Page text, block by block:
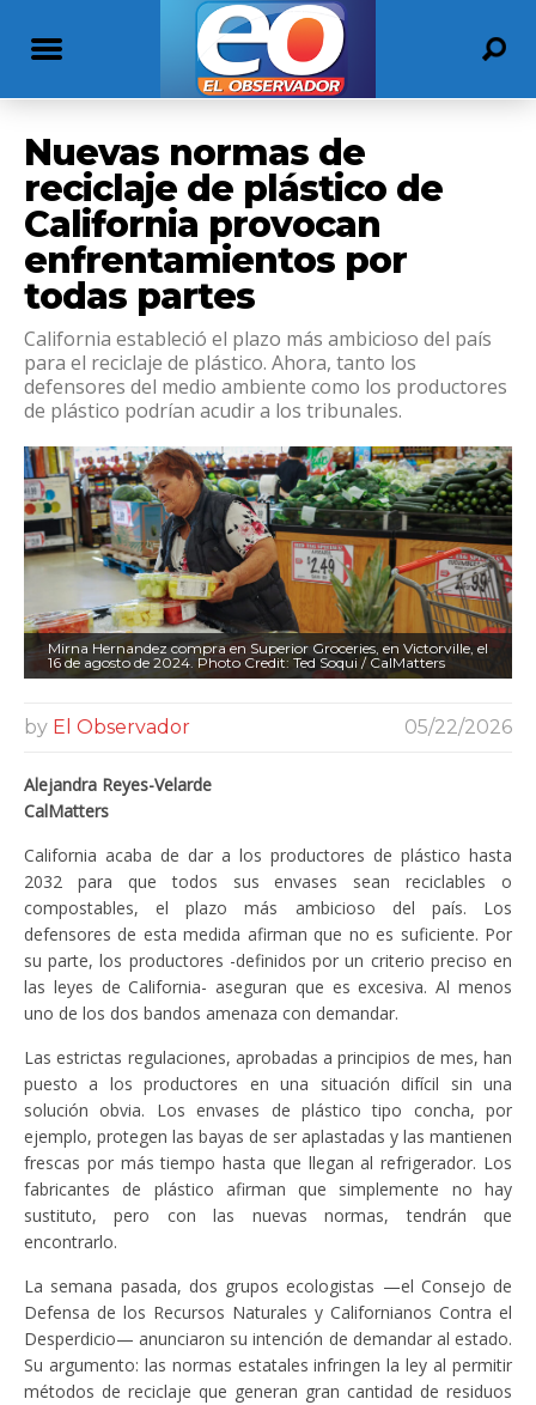
Nuevas normas de
reciclaje de plástico de
California provocan
enfrentamientos por
todas partes
California estableció el plazo más ambicioso del país
para el reciclaje de plástico. Ahora, tanto los
defensores del medio ambiente como los productores
de plástico podrían acudir a los tribunales.
Mirna Hernandez compra en Superior Groceries, en Victorville, el
16 de agosto de 2024. Photo Credit: Ted Soqui / CalMatters
by El Observador 05/22/2026
Alejandra Reyes-Velarde
CalMatters
California acaba de dar a los productores de plástico hasta
2032 para que todos sus envases sean reciclables o
compostables, el plazo más ambicioso del país. Los
defensores de esta medida afirman que no es suficiente. Por
su parte, los productores -definidos por un criterio preciso en
las leyes de California- aseguran que es excesiva. Al menos
uno de los dos bandos amenaza con demandar.
Las estrictas regulaciones, aprobadas a principios de mes, han
puesto a los productores en una situación difícil sin una
solución obvia. Los envases de plástico tipo concha, por
ejemplo, protegen las bayas de ser aplastadas y las mantienen
frescas por más tiempo hasta que llegan al refrigerador. Los
fabricantes de plástico afirman que simplemente no hay
sustituto, pero con las nuevas normas, tendrán que
encontrarlo.
La semana pasada, dos grupos ecologistas —el Consejo de
Defensa de los Recursos Naturales y Californianos Contra el
Desperdicio— anunciaron su intención de demandar al estado.
Su argumento: las normas estatales infringen la ley al permitir
métodos de reciclaje que generan gran cantidad de residuos